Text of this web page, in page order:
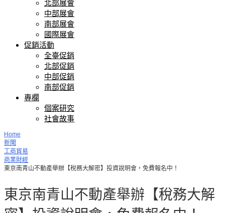
北部展會
中部展會
南部展會
國際展會
促銷活動
全臺促銷
北部促銷
中部促銷
南部促銷
專欄
個案研究
社會故事
Home
新聞
工商貿易
商業財經
東京南青山不動產舉辦【稅務大解密】投資說明會，免費報名中！
東京南青山不動產舉辦【稅務大解